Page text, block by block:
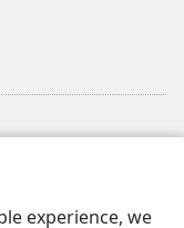
experience, we